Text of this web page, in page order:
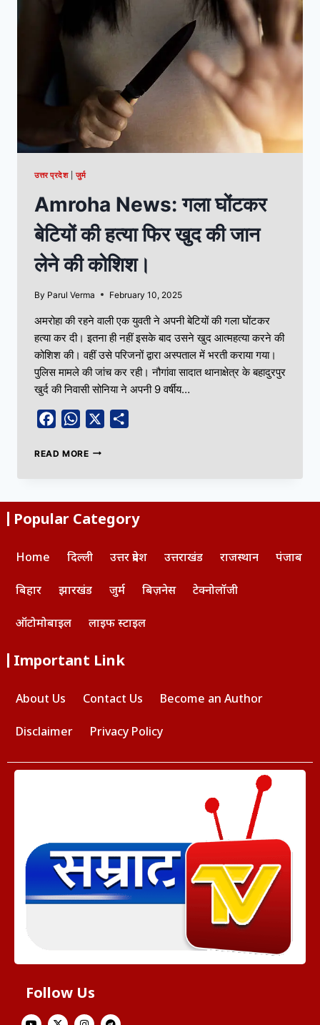
उत्तर प्रदेश|जुर्म
Amroha News: गला घोंटकर
बेटियों की हत्या फिर खुद की जान
लेने की कोशिश।
By Parul Verma February 10, 2025
अमरोहा की रहने वाली एक युवती ने अपनी बेटियों की गला घोंटकर
हत्या कर दी। इतना ही नहीं इसके बाद उसने खुद आत्महत्या करने की
कोशिश की। वहीं उसे परिजनों द्वारा अस्पताल में भरती कराया गया।
पुलिस मामले की जांच कर रही। नौगांवा सादात थानाक्षेत्र के बहादुरपुर
खुर्द की निवासी सोनिया ने अपनी 9 वर्षीय…
FacebookWhatsApp
READ MORE
Popular Category
Home दिल्ली उत्तर प्रदेश उत्तराखंड राजस्थान पंजाब
बिहार झारखंड जुर्म बिज़नेस टेक्नोलॉजी
ऑटोमोबाइल लाइफ स्टाइल
Important Link
About Us Contact Us Become an Author
Disclaimer Privacy Policy
Follow Us